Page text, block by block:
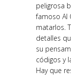
peligrosa
famoso Al
matarlos.
detalles
su
códigos y
Hay que